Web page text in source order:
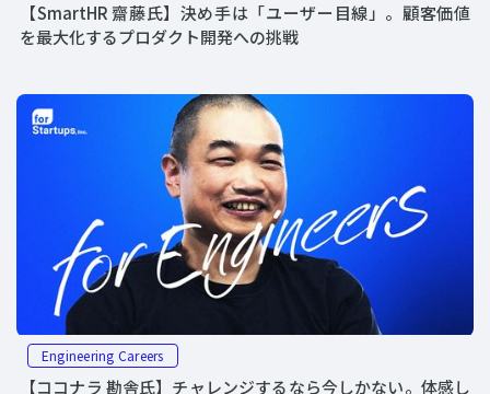
【SmartHR 齋藤氏】決め手は「ユーザー目線」。顧客価値
を最大化するプロダクト開発への挑戦
Engineering Careers
【ココナラ 勘舎氏】チャレンジするなら今しかない。体感し